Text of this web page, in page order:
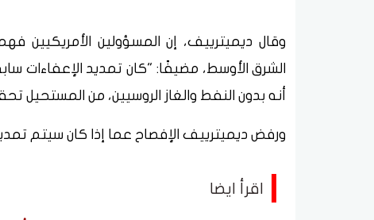
وقال ديميترييف، إن المسؤولين الأمريكيين
الشرق الأوسط، مضيفًا: "كان تمديد الإعفاءات
أنه بدون النفط والغاز الروسيين، من المستحيل
ورفض ديميترييف الإفصاح عما إذا كان سيتم
اقرأ ايضا